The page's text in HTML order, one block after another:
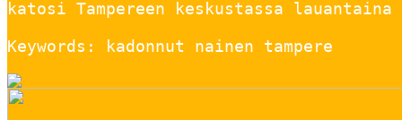
katosi Tampereen keskustassa lauantaina
Keywords: kadonnut nainen tampere